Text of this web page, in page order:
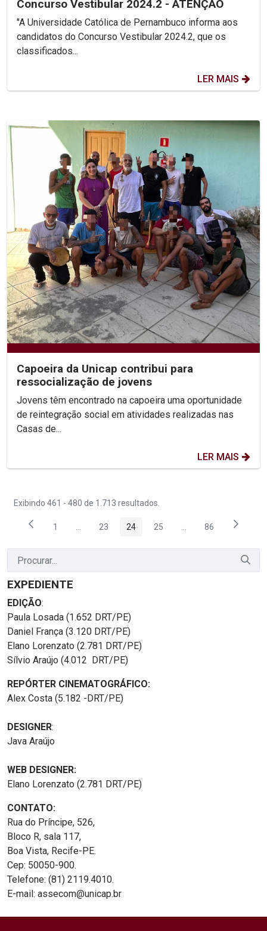
Concurso Vestibular 2024.2 - ATENÇÃO
"A Universidade Católica de Pernambuco informa aos
candidatos do Concurso Vestibular 2024.2, que os
classificados...
LER MAIS
Capoeira da Unicap contribui para
ressocialização de jovens
Jovens têm encontrado na capoeira uma oportunidade
de reintegração social em atividades realizadas nas
Casas de...
LER MAIS
Exibindo 461 - 480 de 1.713 resultados.
Página
1 Páginas intermediárias Usar ABA para navegar.
Página
23 Página
24 Página
25 PáginasPágina
86
EXPEDIENTE
EDIÇÃO:
Paula Losada (1.652 DRT/PE)
Daniel França (3.120 DRT/PE)
Elano Lorenzato (2.781 DRT/PE)
Sílvio Araújo (4.012 DRT/PE)
REPÓRTER CINEMATOGRÁFICO:
Alex Costa (5.182 -DRT/PE)
DESIGNER:
Java Araújo
WEB DESIGNER:
Elano Lorenzato (2.781 DRT/PE)
CONTATO:
Rua do Príncipe, 526,
Bloco R, sala 117,
Boa Vista, Recife-PE.
Cep: 50050-900.
Telefone: (81) 2119.4010.
E-mail: assecom@unicap.br